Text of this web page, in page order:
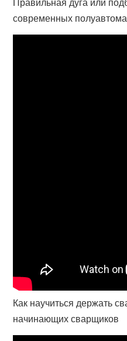
современных
Как научиться держать
начинающих сварщиков